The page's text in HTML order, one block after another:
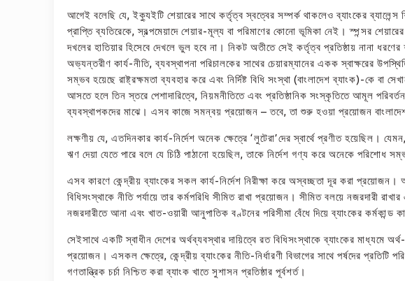
আগেই বলেছি যে, ইক্যুইটি শেয়ারের সাথে কর্তৃত্ব স্বত্বের সম্পর্ক থাকলেও ব্যাংকের
প্রাপ্তি ব্যতিরেকে, স্বল্পমেয়াদে শেয়ার-মূল্য বা পরিমাণের কোনো ভূমিকা নেই। স্পন্সর
দখলের হাতিয়ার হিসেবে দেখলে ভুল হবে না। নিকট অতীতে সেই কর্তৃত্ব প্রতিষ্ঠায় নানা
অভ্যন্তরীণ কার্য-নীতি, ব্যবস্থাপনা পরিচালকের সাথের চেয়ারম্যানের একক স্বাক্ষরের
সম্ভব হয়েছে রাষ্ট্রক্ষমতা ব্যবহার করে এবং নির্দিষ্ট বিধি সংস্থা (বাংলাদেশ ব্যাংক)-কে বা
আসতে হলে তিন স্তরে পেশাদারিত্বে, নিয়মনীতিতে এবং প্রতিষ্ঠানিক সংস্কৃতিতে আমূল
ব্যবস্থাপকদের মাঝে। এসব কাজে সমন্বয় প্রয়োজন – তবে, তা শুরু হওয়া প্রয়োজন বাংলাদেশ
লক্ষণীয় যে, এতদিনকার কার্য-নির্দেশ অনেক ক্ষেত্রে ‘লুটেরা’দের স্বার্থে প্রণীত হয়েছিল।
ঋণ দেয়া যেতে পারে বলে যে চিঠি পাঠানো হয়েছিল, তাকে নির্দেশ গণ্য করে অনেকে পরিশোধ
এসব কারণে কেন্দ্রীয় ব্যাংকের সকল কার্য-নির্দেশ নিরীক্ষা করে অস্বচ্ছতা দূর করা প্রয়োজন।
বিধিসংস্থাকে নীতি পর্যায়ে তার কর্মপরিধি সীমিত রাখা প্রয়োজন। সীমিত বলয়ে নজরদারী
নজরদারীতে আনা এবং খাত-ওয়ারী আনুপাতিক বণ্টনের পরিসীমা বেঁধে দিয়ে ব্যাংকের কর্মকান্ড
সেইসাথে একটি স্বাধীন দেশের অর্থব্যবস্থার দায়িত্বে রত বিধিসংস্থাকে ব্যাংকের মাধ্যমে
প্রয়োজন। এসকল ক্ষেত্রে, কেন্দ্রীয় ব্যাংকের নীতি-নির্ধারণী বিভাগের সাথে পর্ষদের প্রতিটি
গণতান্ত্রিক চর্চা নিশ্চিত করা ব্যাংক খাতে সুশাসন প্রতিষ্ঠার পূর্বশর্ত।